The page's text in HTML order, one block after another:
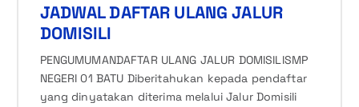
JADWAL DAFTAR ULANG JALUR
DOMISILI
PENGUMUMANDAFTAR ULANG JALUR DOMISILISMP
NEGERI 01 BATU Diberitahukan kepada pendaftar
yang dinyatakan diterima melalui Jalur Domisili